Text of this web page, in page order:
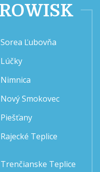
Sorea Ľubovňa
Lúčky
Nimnica
Nový Smokovec
Piešťany
Rajecké Teplice
Trenčianske Teplice